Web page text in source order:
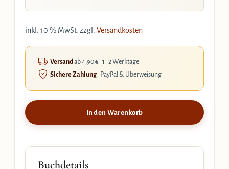
inkl. 10 % MwSt. zzgl. Versandkosten
Versandab 4,90 € · 1–2 Werktage
Sichere Zahlung· PayPal & Überweisung
In den Warenkorb
Buchdetails